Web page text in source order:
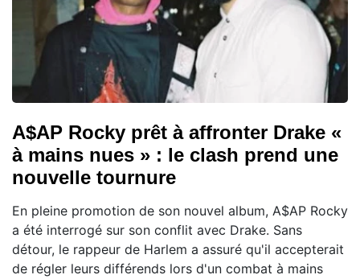
A$AP Rocky prêt à affronter Drake «
à mains nues » : le clash prend une
nouvelle tournure
En pleine promotion de son nouvel album, A$AP Rocky
a été interrogé sur son conflit avec Drake. Sans
détour, le rappeur de Harlem a assuré qu'il accepterait
de régler leurs différends lors d'un combat à mains